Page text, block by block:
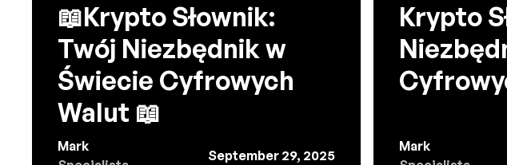
📖Krypto Słownik:
Twój Niezbędnik w
Świecie Cyfrowych
Walut 📖
Mark
September 29, 2025
Krypto
Mark